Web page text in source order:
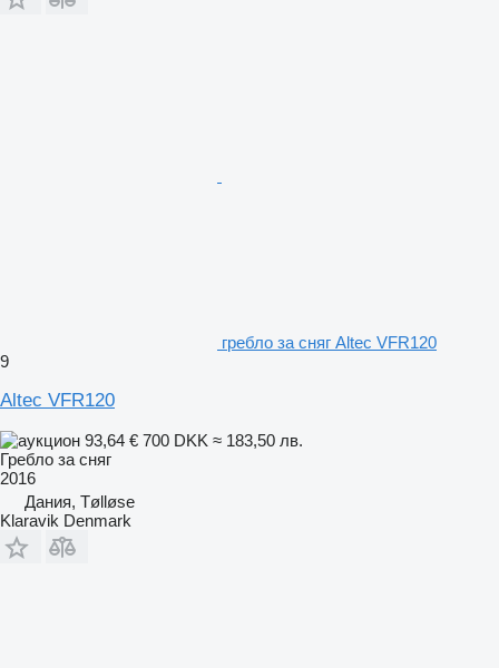
гребло за сняг Altec VFR120
9
Altec VFR120
93,64 € 700 DKK ≈ 183,50 лв.
Гребло за сняг
2016
Дания, Tølløse
Klaravik Denmark